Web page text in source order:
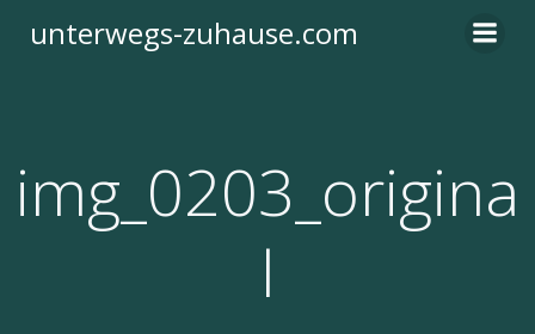
Inhalt
unterwegs-zuhause.com
img_0203_origina
l